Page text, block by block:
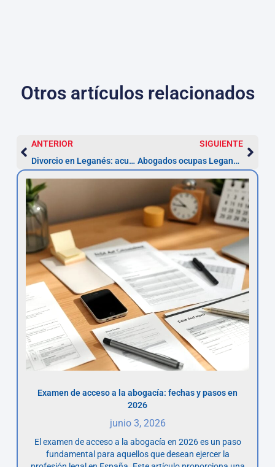
Otros artículos relacionados
ANTERIOR
Divorcio en Leganés: acuerdo desde 2 meses
SIGUIENTE
Abogados ocupas Leganés — Recupera tu piso en 3-12 meses
Examen de acceso a la abogacía: fechas y pasos en
2026
junio 3, 2026
El examen de acceso a la abogacía en 2026 es un paso
fundamental para aquellos que desean ejercer la